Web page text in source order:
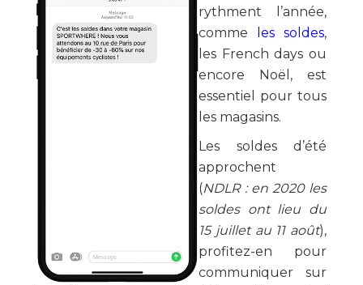
rythment l’année,
comme
les soldes,
les French days ou
encore Noël, est
essentiel pour tous
les magasins.
Les soldes d’été
approchent
(NDLR : en 2020 les
soldes ont lieu du
15 juillet au 11 août),
profitez-en pour
communiquer sur